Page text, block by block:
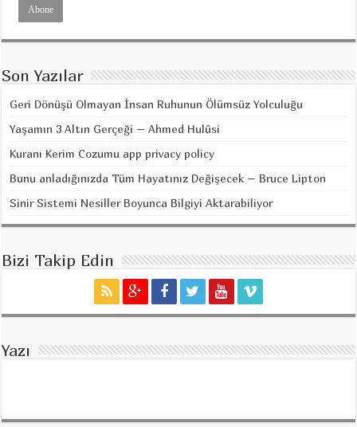
Son Yazılar
Geri Dönüşü Olmayan İnsan Ruhunun Ölümsüz Yolculuğu
Yaşamın 3 Altın Gerçeği – Ahmed Hulûsi
Kuranı Kerim Cozumu app privacy policy
Bunu anladığınızda Tüm Hayatınız Değişecek – Bruce Lipton
Sinir Sistemi Nesiller Boyunca Bilgiyi Aktarabiliyor
Bizi Takip Edin
Yazı